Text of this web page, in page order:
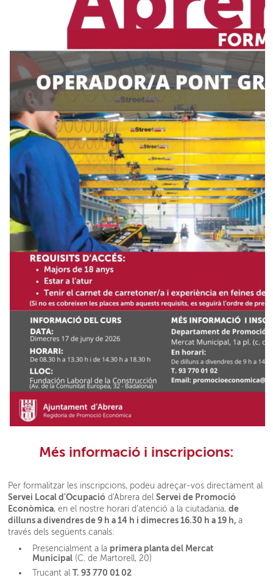
Més informació i inscripcions:
Per formalitzar les inscripcions, podeu adreçar-vos directament al
Servei Local d'Ocupació d'Abrera delServei de Promoció
Econòmica, en el nostre horari d’atenció a la ciutadania,de
dilluns a divendres de 9 h a 14 h i dimecres 16.30 h a 19 h,a
través dels següents canals:
Presencialment a la primera planta del Mercat
Municipal (C. de Martorell, 20)
Trucant alT. 93 770 01 02